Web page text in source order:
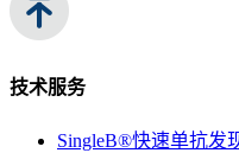
技术服务
SingleB®快速单抗发